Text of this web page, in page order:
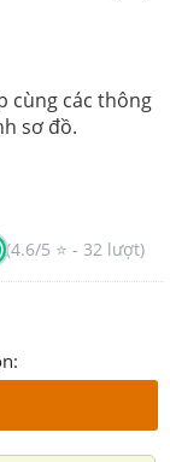
cùng các thông
sơ đồ.
(4.6/5 ⭐ - 32 lượt)